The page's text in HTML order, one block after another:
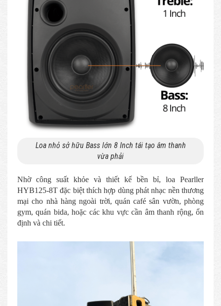
Loa nhỏ sở hữu Bass lớn 8 Inch tái tạo âm thanh
vừa phải
Nhờ công suất khỏe và thiết kế bền bỉ, loa Pearller
HYB125-8T đặc biệt thích hợp dùng phát nhạc nền thương
mại cho nhà hàng ngoài trời, quán café sân vườn, phòng
gym, quán bida, hoặc các khu vực cần âm thanh rộng, ổn
định và chi tiết.